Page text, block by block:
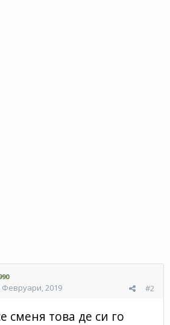
#2
Февруари, 2019
сменя това де си го